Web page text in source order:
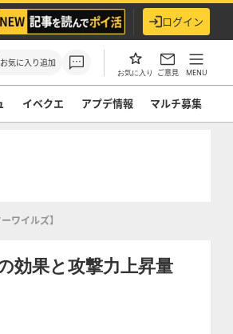
ログイン
お気に入り追加
お気に入り ご意見 MENU
イベクエ アプデ情報 マルチ募集
ワイルズ】
効果と攻撃力上昇量